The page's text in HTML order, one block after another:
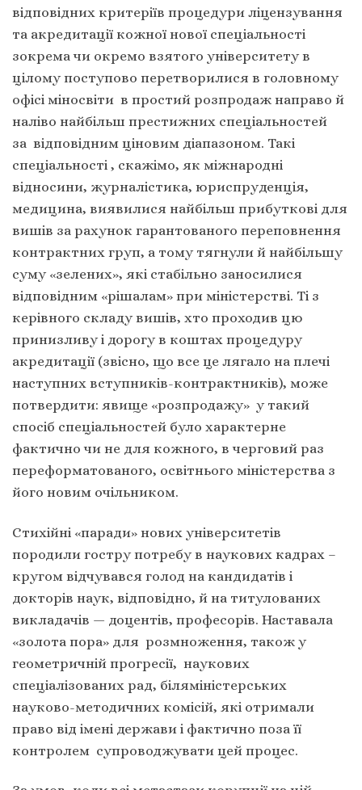
відповідних критеріїв процедури ліцензування
та акредитації кожної нової спеціальності
зокрема чи окремо взятого університету в
цілому поступово перетворилися в головному
офісі міносвіти в простий розпродаж направо й
наліво найбільш престижних спеціальностей
за відповідним ціновим діапазоном. Такі
спеціальності , скажімо, як міжнародні
відносини, журналістика, юриспруденція,
медицина, виявилися найбільш прибуткові для
вишів за рахунок гарантованого переповнення
контрактних груп, а тому тягнули й найбільшу
суму «зелених», які стабільно заносилися
відповідним «рішалам» при міністерстві. Ті з
керівного складу вишів, хто проходив цю
принизливу і дорогу в коштах процедуру
акредитації (звісно, що все це лягало на плечі
наступних вступників-контрактників), може
потвердити: явище «розпродажу» у такий
спосіб спеціальностей було характерне
фактично чи не для кожного, в черговий раз
переформатованого, освітнього міністерства з
його новим очільником.
Стихійні «паради» нових університетів
породили гостру потребу в наукових кадрах –
кругом відчувався голод на кандидатів і
докторів наук, відповідно, й на титулованих
викладачів — доцентів, професорів. Наставала
«золота пора» для розмноження, також у
геометричній прогресії, наукових
спеціалізованих рад, біляміністерських
науково-методичних комісій, які отримали
право від імені держави і фактично поза її
контролем супроводжувати цей процес.